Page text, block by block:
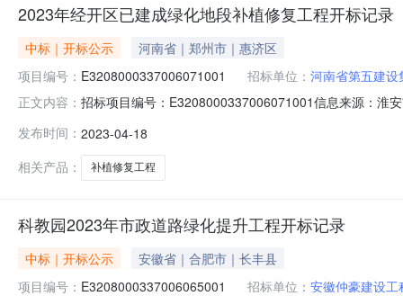
2023年经开区已建成绿化地段补植修复工程开标记录
中标｜开标公示
河南省｜郑州市｜惠济区
项目编号： E3208000337006071001 招标单位： 河南省第五建
正文内容： 招标项目编号：E3208000337006071001信息来源：淮
日历天;质量要求:合格;保证金金额:0.00元,投标文件递交
发布时间： 2023-04-18
相关产品：
补植修复工程
科教园2023年市政道路绿化提升工程开标记录
中标｜开标公示
安徽省｜合肥市｜长丰县
项目编号： E3208000337006065001 招标单位： 安徽仲豪建设工